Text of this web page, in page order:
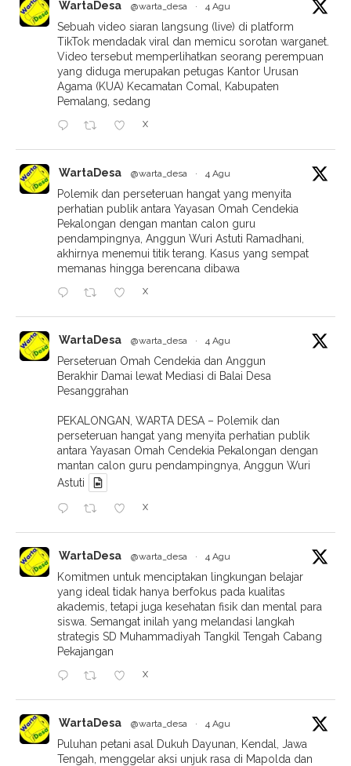
WartaDesa @warta_desa · 4 Agu
Sebuah video siaran langsung (live) di platform
TikTok mendadak viral dan memicu sorotan warganet.
Video tersebut memperlihatkan seorang perempuan
yang diduga merupakan petugas Kantor Urusan
Agama (KUA) Kecamatan Comal, Kabupaten
Pemalang, sedang
X
WartaDesa @warta_desa · 4 Agu
Polemik dan perseteruan hangat yang menyita
perhatian publik antara Yayasan Omah Cendekia
Pekalongan dengan mantan calon guru
pendampingnya, Anggun Wuri Astuti Ramadhani,
akhirnya menemui titik terang. Kasus yang sempat
memanas hingga berencana dibawa
X
WartaDesa @warta_desa · 4 Agu
Perseteruan Omah Cendekia dan Anggun
Berakhir Damai lewat Mediasi di Balai Desa
Pesanggrahan
PEKALONGAN, WARTA DESA – Polemik dan
perseteruan hangat yang menyita perhatian publik
antara Yayasan Omah Cendekia Pekalongan dengan
mantan calon guru pendampingnya, Anggun Wuri
Astuti
X
WartaDesa @warta_desa · 4 Agu
Komitmen untuk menciptakan lingkungan belajar
yang ideal tidak hanya berfokus pada kualitas
akademis, tetapi juga kesehatan fisik dan mental para
siswa. Semangat inilah yang melandasi langkah
strategis SD Muhammadiyah Tangkil Tengah Cabang
Pekajangan
X
WartaDesa @warta_desa · 4 Agu
Puluhan petani asal Dukuh Dayunan, Kendal, Jawa
Tengah, menggelar aksi unjuk rasa di Mapolda dan